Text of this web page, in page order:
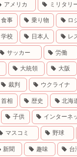
アメリカ ミリタリ
食事 乗り物 ロ
学校 日本人 レ
サッカー 労働
大統領 大阪
裁判 ウクライナ
首相 歴史 北海
子供 インターネ
マスコミ 野球
新聞 趣味 台